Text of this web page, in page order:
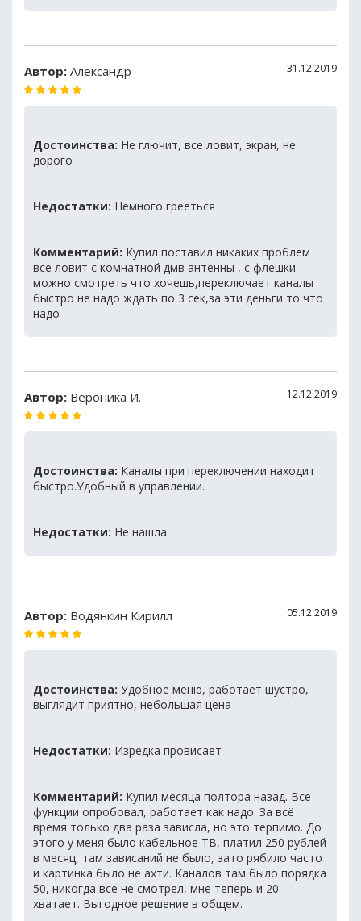
Автор: Александр 31.12.2019
Достоинства: Не глючит, все ловит, экран, не
дорого
Недостатки: Немного грееться
Комментарий: Купил поставил никаких проблем
все ловит с комнатной дмв антенны , с флешки
можно смотреть что хочешь,переключает каналы
быстро не надо ждать по 3 сек,за эти деньги то что
надо
Автор: Вероника И. 12.12.2019
Достоинства: Каналы при переключении находит
быстро.Удобный в управлении.
Недостатки: Не нашла.
Автор: Водянкин Кирилл 05.12.2019
Достоинства: Удобное меню, работает шустро,
выглядит приятно, небольшая цена
Недостатки: Изредка провисает
Комментарий: Купил месяца полтора назад. Все
функции опробовал, работает как надо. За всё
время только два раза зависла, но это терпимо. До
этого у меня было кабельное ТВ, платил 250 рублей
в месяц, там зависаний не было, зато рябило часто
и картинка было не ахти. Каналов там было порядка
50, никогда все не смотрел, мне теперь и 20
хватает. Выгодное решение в общем.